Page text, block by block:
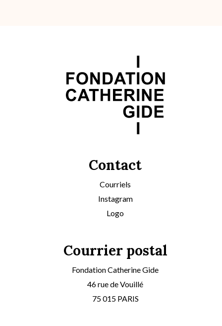
Contact
Courriels
Instagram
Logo
Courrier postal
Fondation Catherine Gide
46 rue de Vouillé
75 015 PARIS